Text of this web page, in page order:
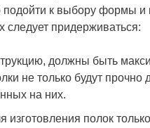
подойти к выбору формы
следует придерживаться:
должны быть
не только будут прочно
на них.
полок